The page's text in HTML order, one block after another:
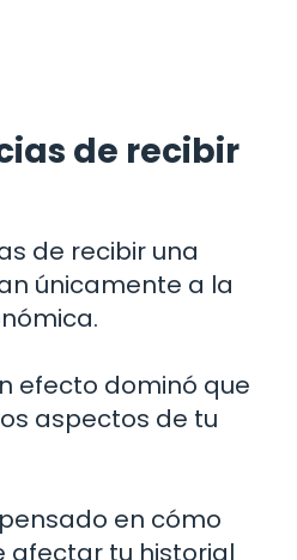
de recibir
de recibir una
únicamente a la
efecto dominó que
aspectos de tu
en cómo
afectar tu historial